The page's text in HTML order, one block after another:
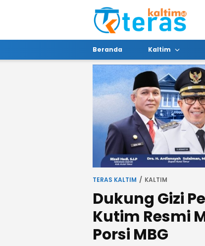
Beranda Kaltim
TERAS KALTIM KALTIM
Dukung Gizi
Kutim Resmi
Porsi MBG